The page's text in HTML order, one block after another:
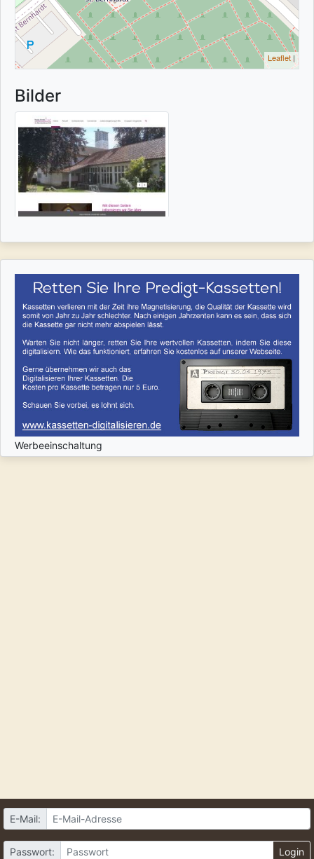
Leaflet|
Bilder
Werbeeinschaltung
E-Mail:
Passwort: Login